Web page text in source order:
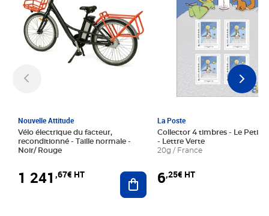
Nouvelle Attitude
Vélo électrique du facteur,
reconditionné - Taille normale -
Noir/ Rouge
1 241 ,67€ HT Ajouter au panier
La Poste
Collector 4 timbres - Le Petit
- Lettre Verte
20g / France
6,25€ HT